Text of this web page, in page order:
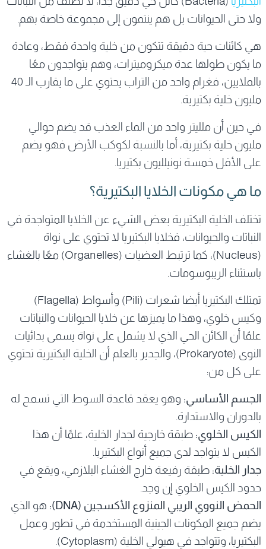
ولا حتى الحيوانات بل هم ينتمون إلى مجموعة خاصة بهم.
هي كائنات حية دقيقة تتكون من خلية واحدة فقط، وعادة
ما يكون طولها عدة ميكروميترات، وهم يتواجدون معًا
بالملايين، فغرام واحد من التراب يحتوي على ما يقارب الـ 40
مليون خلية بكتيرية.
في حين أن ملليتر واحد من الماء العذب قد يضم حوالي
مليون خلية بكتيرية، أما بالنسبة لكوكب الأرض فهو يضم
على الأقل خمسة نونيلليون بكتيريا.
ما هي مكونات الخلايا البكتيرية؟
تختلف الخلية البكتيرية بعض الشيء عن الخلايا المتواجدة في
النباتات والحيوانات، فخلايا البكتيريا لا تحتوي على نواة
(Nucleus)، كما ترتبط العضيات (Organelles) معًا بالغشاء
باستثناء الريبوسومات.
تمتلك البكتيريا أيضا شعرات (Pili) وأسواط (Flagella)
وكيس خلوي، وهذا ما يميزها عن خلايا الحيوانات والنباتات
علمًا أن الكائن الحي الذي لا يشمل على نواة يسمى بدائيات
النوى (Prokaryote)، والجدير بالعلم أن الخلية البكتيرية تحتوي
على كل من:
الجسم الأساسي: وهو يعقد قاعدة السوط التي تسمح له
بالدوران والاستدارة.
الكيس الخلوي: طبقة خارجية لجدار الخلية، علمًا أن هذا
الكيس لا يتواجد لدى جميع أنواع البكتيريا.
جدار الخلية: طبقة رفيعة خارج الغشاء البلازمي، ويقع في
حدود الكيس الخلوي إن وجد.
الحمض النووي الريبي المنزوع الأكسجين (DNA):
هو الذي
يضم جميع المكونات الجينية المستخدمة في تطور وعمل
البكتيريا، وتتواجد في هيولي الخلية (Cytoplasm).